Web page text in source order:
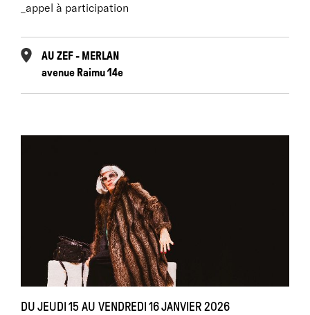
_appel à participation
AU ZEF - MERLAN
avenue Raimu 14e
DU JEUDI 15 AU VENDREDI 16 JANVIER 2026